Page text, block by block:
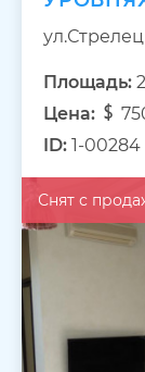
Площадь:
Цена:
ID: 1-00284
Снят с